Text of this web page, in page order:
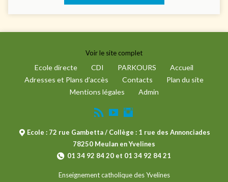
Voir le site complet
Ecole directe CDI PARKOURS
Accueil
Adresses et Plans d’accès
Contacts
Plan du site
Mentions légales
Admin
Ecole : 72 rue Gambetta / Collège : 1 rue des Annonciades
78250 Meulan en Yvelines
01 34 92 84 20 et 01 34 92 84 21
Enseignement catholique des Yvelines